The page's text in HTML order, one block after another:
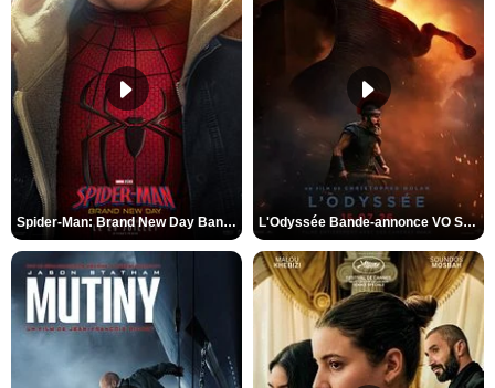
Spider-Man: Brand New Day Bande-annonce VO STFR L'Odyssée Bande-annonce VO STFR